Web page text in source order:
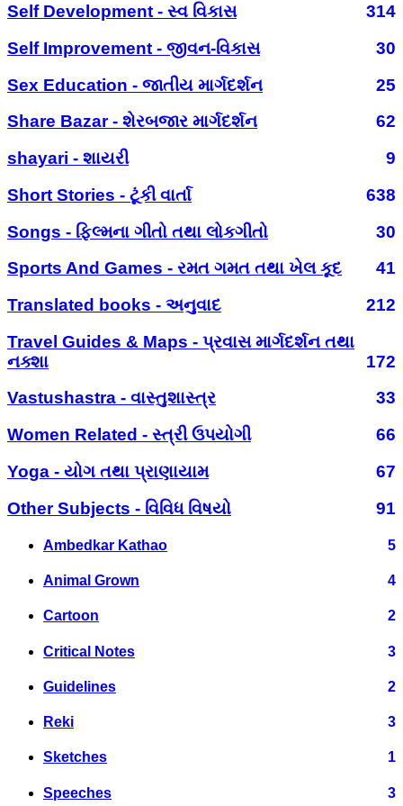
Self Development - સ્વ વિકાસ
314
Self Improvement - જીવન-વિકાસ
30
Sex Education - જાતીય માર્ગદર્શન
25
Share Bazar - શેરબજાર માર્ગદર્શન
62
shayari - શાયરી
9
Short Stories - ટૂંકી વાર્તા
638
Songs - ફિલ્મના ગીતો તથા લોકગીતો
30
Sports And Games - રમત ગમત તથા ખેલ કૂદ
41
Translated books - અનુવાદ
212
Travel Guides & Maps - પ્રવાસ માર્ગદર્શન તથા
નક્શા
172
Vastushastra - વાસ્તુશાસ્ત્ર
33
Women Related - સ્ત્રી ઉપયોગી
66
Yoga - યોગ તથા પ્રાણાયામ
67
Other Subjects - વિવિધ વિષયો
91
Ambedkar Kathao 5
Animal Grown 4
Cartoon 2
Critical Notes 3
Guidelines 2
Reki 3
Sketches 1
Speeches 3